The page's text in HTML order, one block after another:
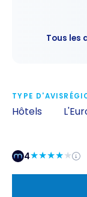
Tous les
TYPE D'AVIS
Hôtels
4